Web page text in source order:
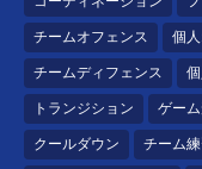
チームオフェンス 個
チームディフェンス
トランジション ゲー
クールダウン チーム